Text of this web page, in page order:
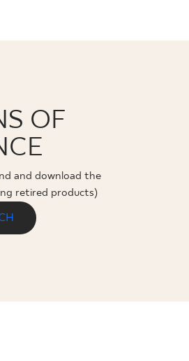
OF
and download the
retired products)